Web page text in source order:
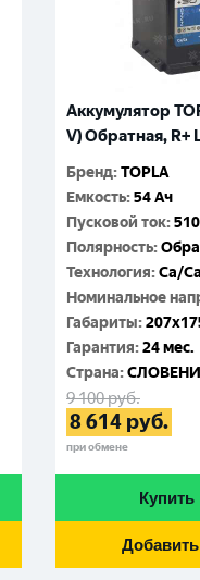
Аккумулятор
V) Обратная, R+
Бренд:TOPLA
Емкость:54 Ач
Пусковой ток:
Полярность:
Технология:Ca/Ca
Номинальное
Габариты:
Гарантия:24 мес.
Cтрана:
9 100руб.
8 614 руб.
при обмене
Купить